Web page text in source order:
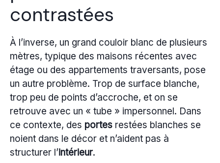
contrastées
À l’inverse, un grand couloir blanc de plusieurs
mètres, typique des maisons récentes avec
étage ou des appartements traversants, pose
un autre problème. Trop de surface blanche,
trop peu de points d’accroche, et on se
retrouve avec un « tube » impersonnel. Dans
ce contexte, des portes restées blanches se
noient dans le décor et n’aident pas à
structurer l’intérieur.